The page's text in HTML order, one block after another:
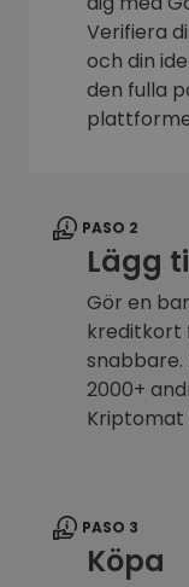
Verifiera
och din
den fulla
PASO 2
Lägg
Gör en
kreditkort
snabbare.
2000+
Kriptomat
PASO 3
Köpa